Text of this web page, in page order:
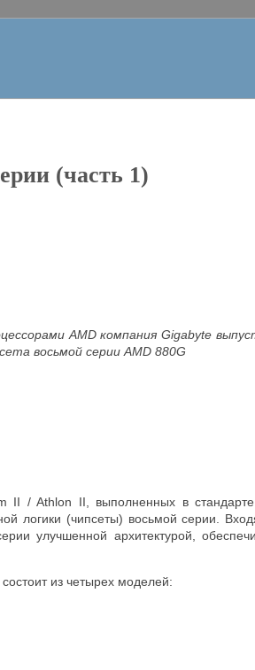
(часть 1)
AMD компания Gigabyte
восьмой серии AMD 880G
II / Athlon II, выполненных в
логики (чипсеты) восьмой серии.
улучшенной архитектурой,
из четырех моделей: